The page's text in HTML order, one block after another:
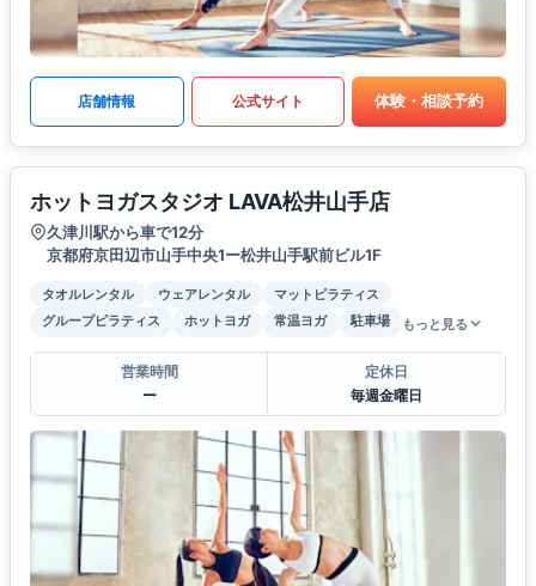
店舗情報 公式サイト 体験・相談予約
ホットヨガスタジオ LAVA松井山手店
久津川駅から車で12分
京都府京田辺市山手中央1ー松井山手駅前ビル1F
タオルレンタル ウェアレンタル
マットピラティス
グループピラティス
ホットヨガ 常温ヨガ 駐車場 もっと見る
営業時間
ー
定休日
毎週金曜日